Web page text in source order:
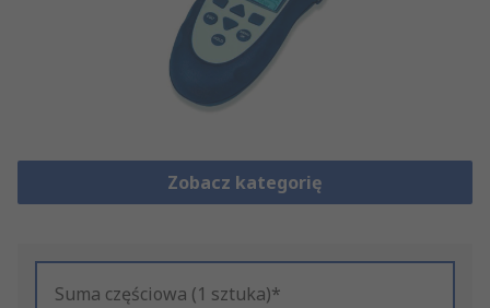
Zobacz kategorię
Suma częściowa (1 sztuka)*